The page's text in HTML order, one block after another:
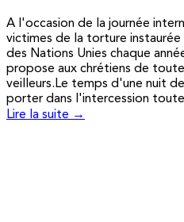
A l'occasion de la journée
victimes de la torture
des Nations Unies chaque
propose aux chrétiens de
veilleurs.Le temps d'une nuit
porter dans l'intercession
Lire la suite →